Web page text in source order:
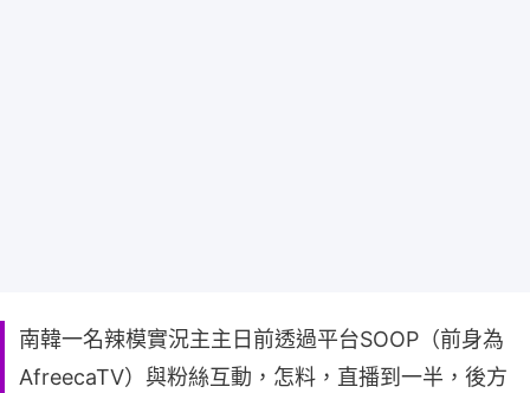
南韓一名辣模實況主主日前透過平台SOOP（前身為
AfreecaTV）與粉絲互動，怎料，直播到一半，後方